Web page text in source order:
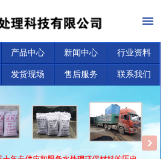
产品中心 新闻中心 行业资料
发货现场 售后服务 联系我们